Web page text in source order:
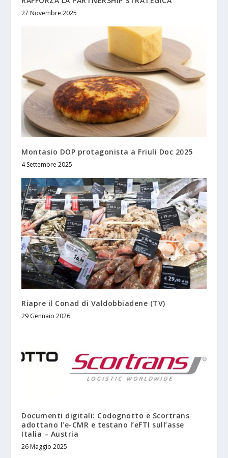
27 Novembre 2025
Montasio DOP protagonista a Friuli Doc 2025
4 Settembre 2025
Riapre il Conad di Valdobbiadene (TV)
29 Gennaio 2026
Documenti digitali: Codognotto e Scortrans
adottano l’e-CMR e testano l’eFTI sull’asse
Italia – Austria
26 Maggio 2025